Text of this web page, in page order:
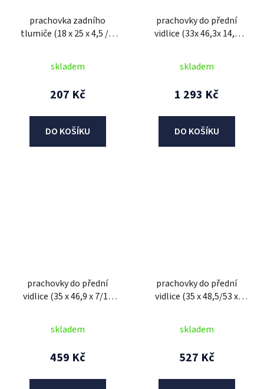
prachovka zadního
tlumiče (18 x 25 x 4,5 / 7
skladem
207 Kč
DO KOŠÍKU
prachovky do přední
vidlice (33x 46,3x 14,7
skladem
1 293 Kč
DO KOŠÍKU
prachovky do přední
vidlice (35 x 46,9 x 7/12
skladem
459 Kč
prachovky do přední
vidlice (35 x 48,5/53 x
skladem
527 Kč